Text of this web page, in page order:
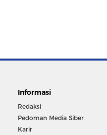
Informasi
Redaksi
Pedoman Media Siber
Karir